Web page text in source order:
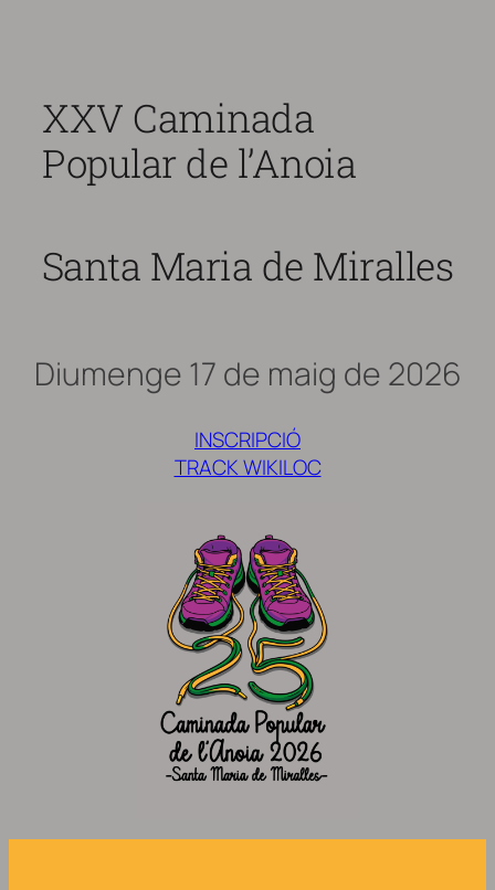
content
XXV Caminada
Popular de l’Anoia
Santa Maria de Miralles
Diumenge 17 de maig de 2026
INSCRIPCIÓ
TRACK WIKILOC